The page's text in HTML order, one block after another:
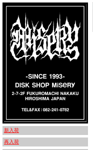
新入荷
再入荷